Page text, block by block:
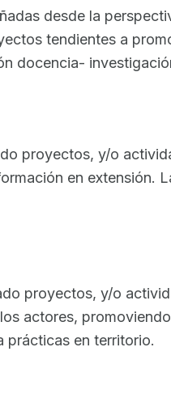
desde la
tendientes a
docencia-
proyectos, y/o
en extensión.
proyectos, y/o
actores,
prácticas en territorio.